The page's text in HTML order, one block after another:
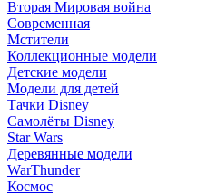
Вторая Мировая война
Современная
Мстители
Коллекционные модели
Детские модели
Модели для детей
Тачки Disney
Самолёты Disney
Star Wars
Деревянные модели
WarThunder
Космос